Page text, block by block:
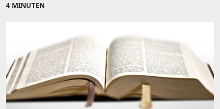
4 MINUTEN